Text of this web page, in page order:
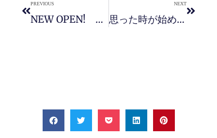
PREVIOUS
NEW OPEN! 脱毛・エステ プライベートサロンLAVISH
NEXT
思った時が始め時！ 脱毛・エステ プライベートサロンLAVISH 地域情報新聞ほっぷ（4/21号）掲載